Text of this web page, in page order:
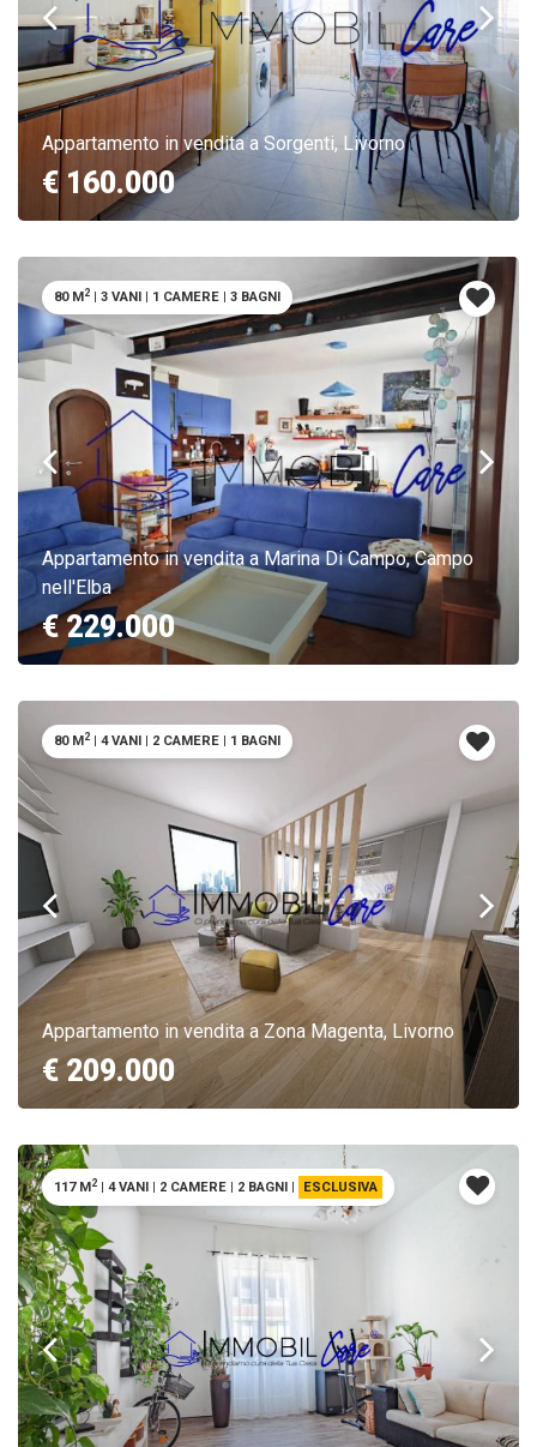
Appartamento in vendita a Sorgenti, Livorno
€ 160.000
Appartamento in vendita a Marina Di Campo, Campo
nell'Elba
€ 229.000
80 M2 | 3 VANI | 1 CAMERE | 3 BAGNI
Appartamento in vendita a Zona Magenta, Livorno
€ 209.000
80 M2 | 4 VANI | 2 CAMERE | 1 BAGNI
117 M2 | 4 VANI | 2 CAMERE | 2 BAGNI | ESCLUSIVA